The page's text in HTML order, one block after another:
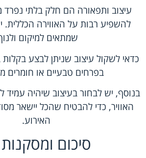
עיצוב ותפאורה הם חלק בלתי נפרד
להשפיע רבות על האווירה הכללית.
שמתאים למיקום
כדאי לשקול עיצוב שניתן לבצע
בפרחים טבעיים או חומרים
בנוסף, יש לבחור בעיצוב שיהיה
האוויר, כדי להבטיח שהכל יישאר
האירוע.
סיכום